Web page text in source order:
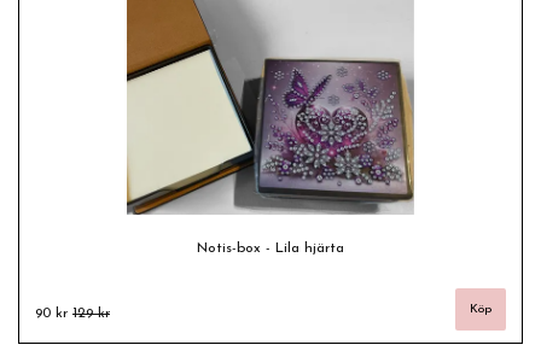
Notis-box - Lila hjärta
90 kr 129 kr